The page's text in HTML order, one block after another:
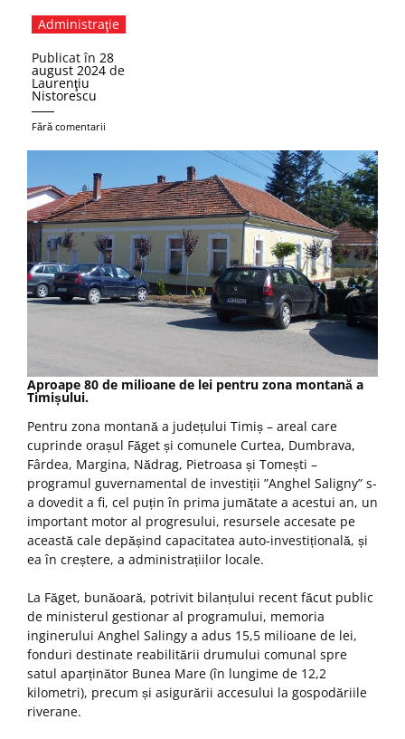
Administraţie
Publicat în 28
august 2024 de
Laurenţiu
Nistorescu
Fără comentarii
Aproape 80 de milioane de lei pentru zona montană a
Timișului.
Pentru zona montană a județului Timiș – areal care
cuprinde orașul Făget și comunele Curtea, Dumbrava,
Fârdea, Margina, Nădrag, Pietroasa și Tomești –
programul guvernamental de investiții ”Anghel Saligny” s-
a dovedit a fi, cel puțin în prima jumătate a acestui an, un
important motor al progresului, resursele accesate pe
această cale depășind capacitatea auto-investițională, și
ea în creștere, a administrațiilor locale.
La Făget, bunăoară, potrivit bilanțului recent făcut public
de ministerul gestionar al programului, memoria
inginerului Anghel Salingy a adus 15,5 milioane de lei,
fonduri destinate reabilitării drumului comunal spre
satul aparținător Bunea Mare (în lungime de 12,2
kilometri), precum și asigurării accesului la gospodăriile
riverane.